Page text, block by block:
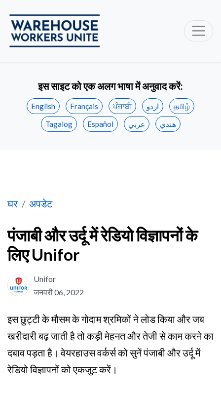
इस साइट को एक अलग भाषा में अनुवाद करें:
English Français ਪੰਜਾਬੀ اردو
தமிழ்
Tagalog
Español عربي هندي
घर अपडेट
पंजाबी और उर्दू में रेडियो विज्ञापनों के लिए Unifor
पंजाबी और उर्दू में रेडियो विज्ञापनों के
लिए Unifor
Unifor
जनवरी 06, 2022
इस छुट्टी के मौसम के गोदाम श्रमिकों ने लोड किया और जब
खरीदारी बढ़ जाती है तो कड़ी मेहनत और तेजी से काम करने का
दबाव पड़ता है। वेयरहाउस वर्कर्स को सुनें पंजाबी और उर्दू में
रेडियो विज्ञापनों को एकजुट करें।